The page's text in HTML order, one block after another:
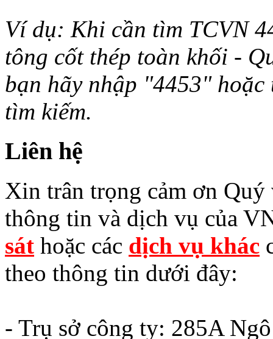
Ví dụ: Khi cần tìm TCVN
tông cốt thép toàn khối -
bạn hãy nhập "4453"
tìm kiếm.
Liên hệ
Xin trân trọng cảm ơn
thông tin và dịch vụ của
sát hoặc các dịch vụ khác
theo thông tin dưới đây:
- Trụ sở công ty: 285A